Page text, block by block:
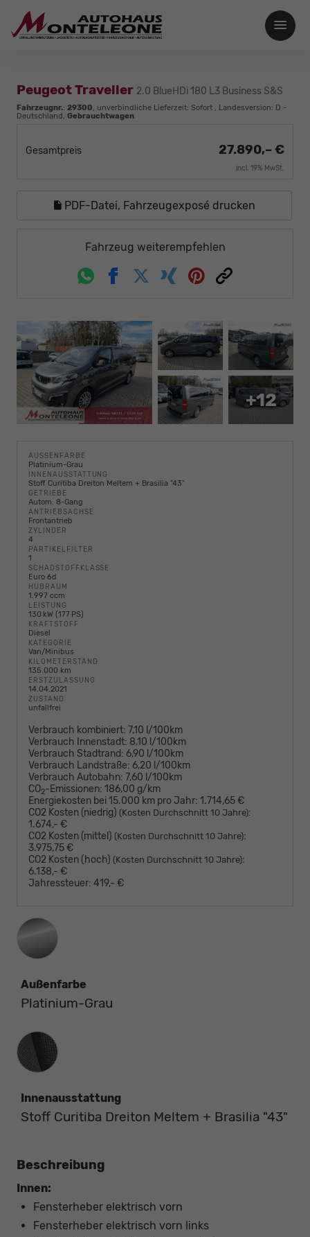
Peugeot Traveller 2.0 BlueHDi 180 L3 Business S&S
Fahrzeugnr.: 29300, unverbindliche Lieferzeit: Sofort , Landesversion: D -
Deutschland, Gebrauchtwagen
Gesamtpreis 27.890,– €
incl. 19% MwSt.
PDF-Datei, Fahrzeugexposé drucken
Fahrzeug weiterempfehlen
WhatsappFacebookTwitterXing Pinterest
Link
+12
AUSSENFARBE
Platinium-Grau
INNENAUSSTATTUNG
Stoff Curitiba Dreiton Meltem + Brasilia "43"
GETRIEBE
Autom. 8-Gang
ANTRIEBSACHSE
Frontantrieb
ZYLINDER
4
PARTIKELFILTER
1
SCHADSTOFFKLASSE
Euro 6d
HUBRAUM
1.997 ccm
LEISTUNG
130 kW (177 PS)
KRAFTSTOFF
Diesel
KATEGORIE
Van/Minibus
KILOMETERSTAND
135.000 km
ERSTZULASSUNG
14.04.2021
ZUSTAND
unfallfrei
Verbrauch kombiniert: 7,10 l/100km
Verbrauch Innenstadt: 8,10 l/100km
Verbrauch Stadtrand: 6,90 l/100km
Verbrauch Landstraße: 6,20 l/100km
Verbrauch Autobahn: 7,60 l/100km
CO2-Emissionen: 186,00 g/km
Energiekosten bei 15.000 km pro Jahr: 1.714,65 €
CO2 Kosten (niedrig) (Kosten Durchschnitt 10 Jahre):
1.674,- €
CO2 Kosten (mittel) (Kosten Durchschnitt 10 Jahre):
3.975,75 €
CO2 Kosten (hoch) (Kosten Durchschnitt 10 Jahre):
6.138,- €
Jahressteuer: 419,- €
Außenfarbe
Platinium-Grau
Innenausstattung
Innenausstattung
Stoff Curitiba Dreiton Meltem + Brasilia "43"
Beschreibung
Innen:
Fensterheber elektrisch vorn
Fensterheber elektrisch vorn links